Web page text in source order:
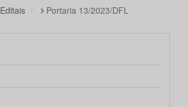
Editais Portaria 13/2023/DFL